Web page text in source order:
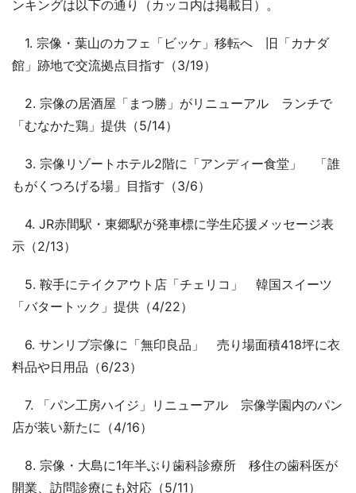
ンキングは以下の通り（カッコ内は掲載日）。
1. 宗像・葉山のカフェ「ビッケ」移転へ 旧「カナダ
館」跡地で交流拠点目指す（3/19）
2. 宗像の居酒屋「まつ勝」がリニューアル ランチで
「むなかた鶏」提供（5/14）
3. 宗像リゾートホテル2階に「アンディー食堂」 「誰
もがくつろげる場」目指す（3/6）
4. JR赤間駅・東郷駅が発車標に学生応援メッセージ表
示（2/13）
5. 鞍手にテイクアウト店「チェリコ」 韓国スイーツ
「バタートック」提供（4/22）
6. サンリブ宗像に「無印良品」 売り場面積418坪に衣
料品や日用品（6/23）
7. 「パン工房ハイジ」リニューアル 宗像学園内のパン
店が装い新たに（4/16）
8. 宗像・大島に1年半ぶり歯科診療所 移住の歯科医が
開業、訪問診療にも対応（5/11）